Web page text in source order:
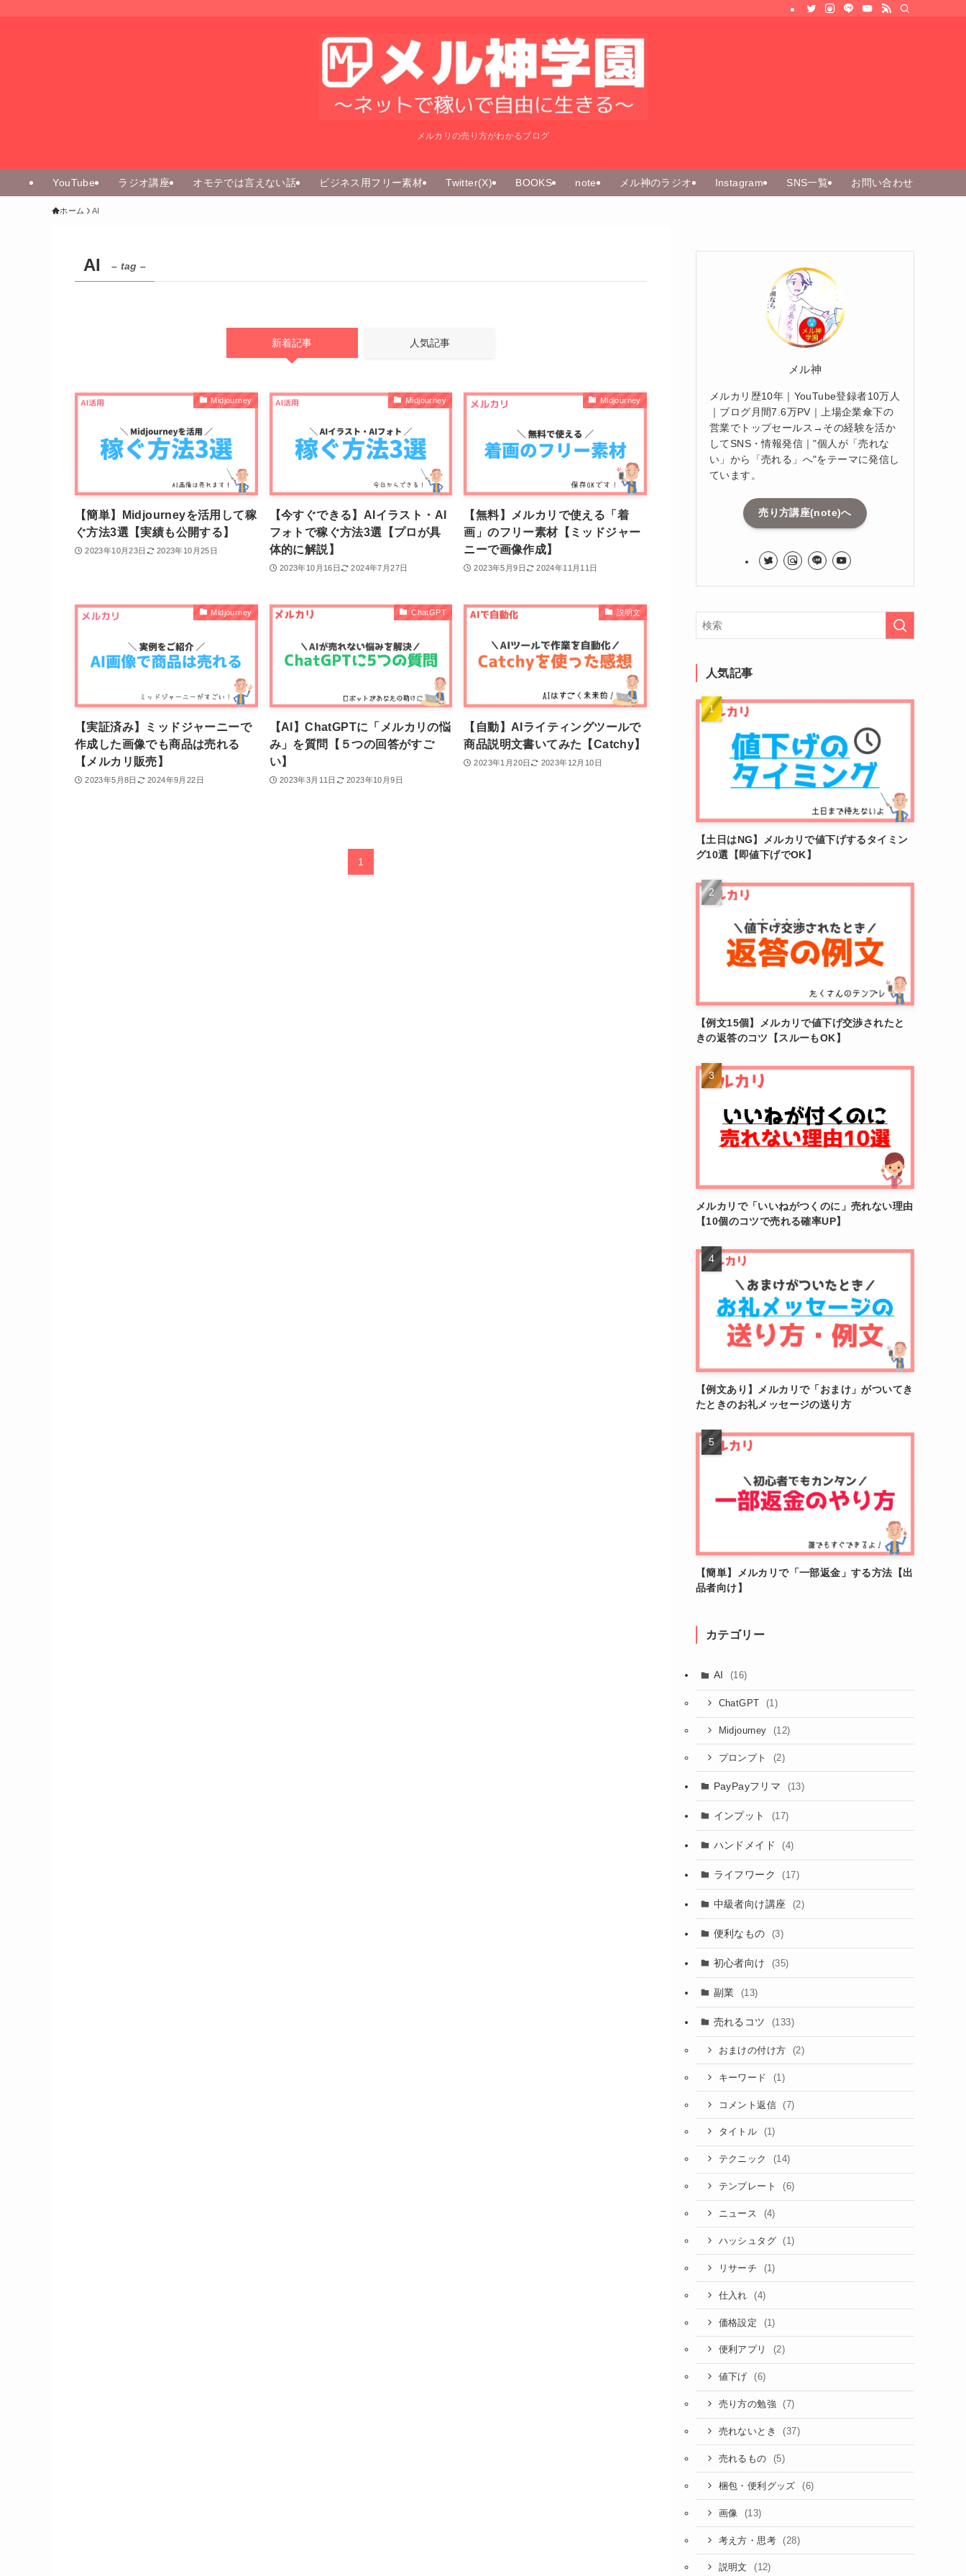
メルカリの売り方がわかるブログ
YouTube ラジオ講座 オモテでは言えない話 ビジネス用フリー素材 Twitter(X) BOOKS note メル神のラジオ Instagram SNS一覧 お問い合わせ
ホーム AI
AI – tag –
新着記事 人気記事
Midjourney
【簡単】Midjourneyを活用して稼
ぐ方法3選【実績も公開する】
2023年10月23日 2023年10月25日
Midjourney
【今すぐできる】AIイラスト・AI
フォトで稼ぐ方法3選【プロが具
体的に解説】
2023年10月16日 2024年7月27日
Midjourney
【無料】メルカリで使える「着
画」のフリー素材【ミッドジャー
ニーで画像作成】
2023年5月9日 2024年11月11日
Midjourney
【実証済み】ミッドジャーニーで
作成した画像でも商品は売れる
【メルカリ販売】
2023年5月8日 2024年9月22日
ChatGPT
【AI】ChatGPTに「メルカリの悩
み」を質問【５つの回答がすご
い】
2023年3月11日 2023年10月9日
説明文
【自動】AIライティングツールで
商品説明文書いてみた【Catchy】
2023年1月20日 2023年12月10日
1
メル神
メルカリ歴10年｜YouTube登録者10万人
｜ブログ月間7.6万PV｜上場企業傘下の
営業でトップセールス→その経験を活か
してSNS・情報発信｜"個人が「売れな
い」から「売れる」へ"をテーマに発信し
ています。
売り方講座(note)へ
人気記事
【土日はNG】メルカリで値下げするタイミン
グ10選【即値下げでOK】
【例文15個】メルカリで値下げ交渉されたと
きの返答のコツ【スルーもOK】
メルカリで「いいねがつくのに」売れない理由
【10個のコツで売れる確率UP】
【例文あり】メルカリで「おまけ」がついてき
たときのお礼メッセージの送り方
【簡単】メルカリで「一部返金」する方法【出
品者向け】
カテゴリー
AI (16)
ChatGPT (1)
Midjourney (12)
プロンプト (2)
PayPayフリマ (13)
インプット (17)
ハンドメイド (4)
ライフワーク (17)
中級者向け講座 (2)
便利なもの (3)
初心者向け (35)
副業 (13)
売れるコツ (133)
おまけの付け方 (2)
キーワード (1)
コメント返信 (7)
タイトル (1)
テクニック (14)
テンプレート (6)
ニュース (4)
ハッシュタグ (1)
リサーチ (1)
仕入れ (4)
価格設定 (1)
便利アプリ (2)
値下げ (6)
売り方の勉強 (7)
売れないとき (37)
売れるもの (5)
梱包・便利グッズ (6)
画像 (13)
考え方・思考 (28)
説明文 (12)